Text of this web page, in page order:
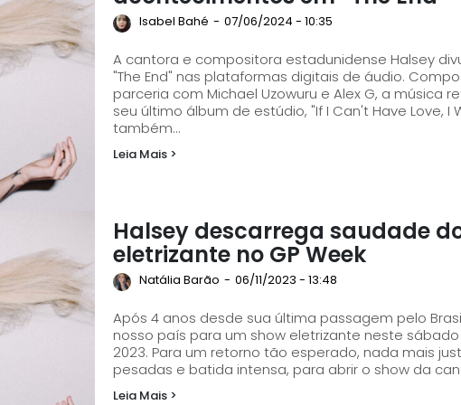
Isabel Bahé - 07/06/2024 - 10:35
A cantora e compositora estadunidense Halsey
"The End" nas plataformas digitais de áudio. Composta e produzida pela própria artista em
parceria com Michael Uzowuru e Alex G, a
seu último álbum de estúdio, "If I Can't Have Love, I
também...
Leia Mais >
Halsey descarrega saudade
eletrizante no GP Week
Natália Barão - 06/11/2023 - 13:48
Após 4 anos desde sua última passagem pelo
nosso país para um show eletrizante neste
2023. Para um retorno tão esperado, nada mais justo que "Nightmare", com suas guitarras
pesadas e batida intensa, para abrir o show da
Leia Mais >